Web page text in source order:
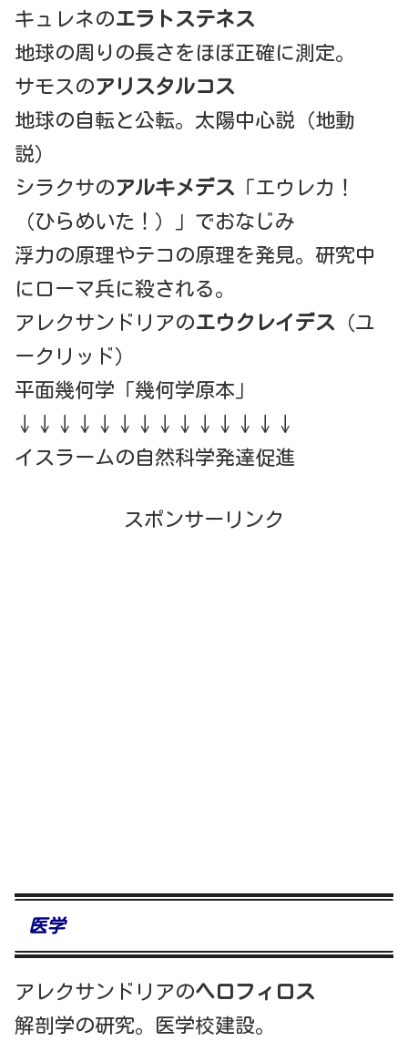
キュレネのエラトステネス
地球の周りの長さをほぼ正確に測定。
サモスのアリスタルコス
地球の自転と公転。太陽中心説（地動
説）
シラクサのアルキメデス 「エウレカ！
（ひらめいた！）」でおなじみ
浮力の原理やテコの原理を発見。研究中
にローマ兵に殺される。
アレクサンドリアのエウクレイデス （ユ
ークリッド）
平面幾何学「幾何学原本」
↓↓↓↓↓↓↓↓↓↓↓↓↓↓
イスラームの自然科学発達促進
スポンサーリンク
医学
アレクサンドリアのヘロフィロス
解剖学の研究。医学校建設。